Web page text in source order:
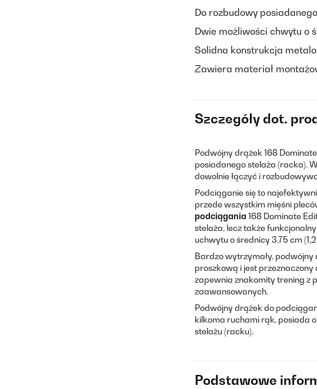
Do rozbudowy
Dwie możliwości chwytu o
Solidna konstrukcja
Zawiera materiał
Szczegóły dot.
Podwójny drążek 168
posiadanego stelaża (racka).
dowolnie łączyć i
Podciąganie się to
przede wszystkim mięśni
podciągania 168 Dominate
stelaża, lecz także
uchwytu o średnicy 3,75 cm
Bardzo wytrzymały,
proszkową i jest przeznaczony
zapewnia znakomity trening z
zaawansowanych.
Podwójny drążek do
kilkoma ruchami rąk, posiada
stelażu (racku).
Podstawowe